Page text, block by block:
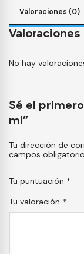
Valoraciones (0)
Valoraciones
No hay
Sé el
ml”
Tu dirección de
campos
Tu puntuación *
Tu valoración *